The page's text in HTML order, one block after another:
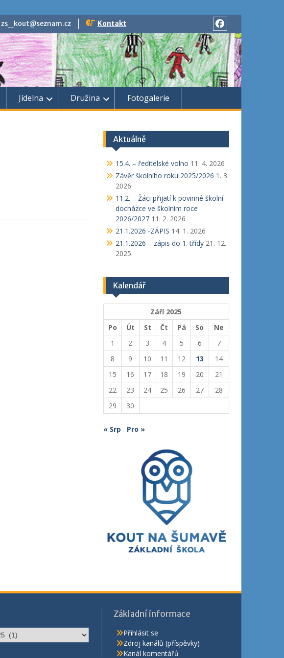
zs_kout@seznam.cz
Kontakt
Facebook
Jídelna Družina Fotogalerie
Aktuálně
15.4. – ředitelské volno 11. 4. 2026
Závěr školního roku 2025/2026 1. 3.
2026
11.2. – Žáci přijatí k povinné školní
docházce ve školním roce
2026/2027 11. 2. 2026
21.1.2026 -ZÁPIS 14. 1. 2026
21.1.2026 – zápis do 1. třídy 21. 12.
2025
Kalendář
Září 2025
Po
Út St Čt Pá So
Ne
1
2 3 4 5 6
7
8
9 10 11 12 13
14
15
16 17 18 19 20
21
22
23 24 25 26 27
28
29
30
« Srp Pro »
Základní informace
Přihlásit se
Zdroj kanálů (příspěvky)
Kanál komentářů